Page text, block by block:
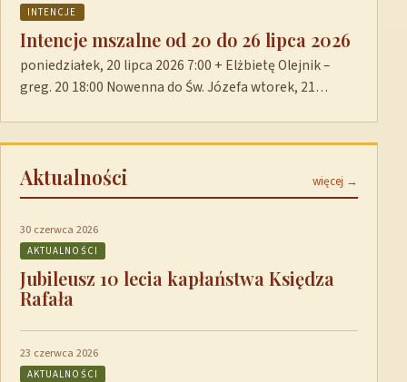
INTENCJE
Intencje mszalne od 20 do 26 lipca 2026
poniedziałek, 20 lipca 2026 7:00 + Elżbietę Olejnik –
greg. 20 18:00 Nowenna do Św. Józefa wtorek, 21…
Aktualności więcej →
30 czerwca 2026
AKTUALNOŚCI
Jubileusz 10 lecia kapłaństwa Księdza
Rafała
23 czerwca 2026
AKTUALNOŚCI